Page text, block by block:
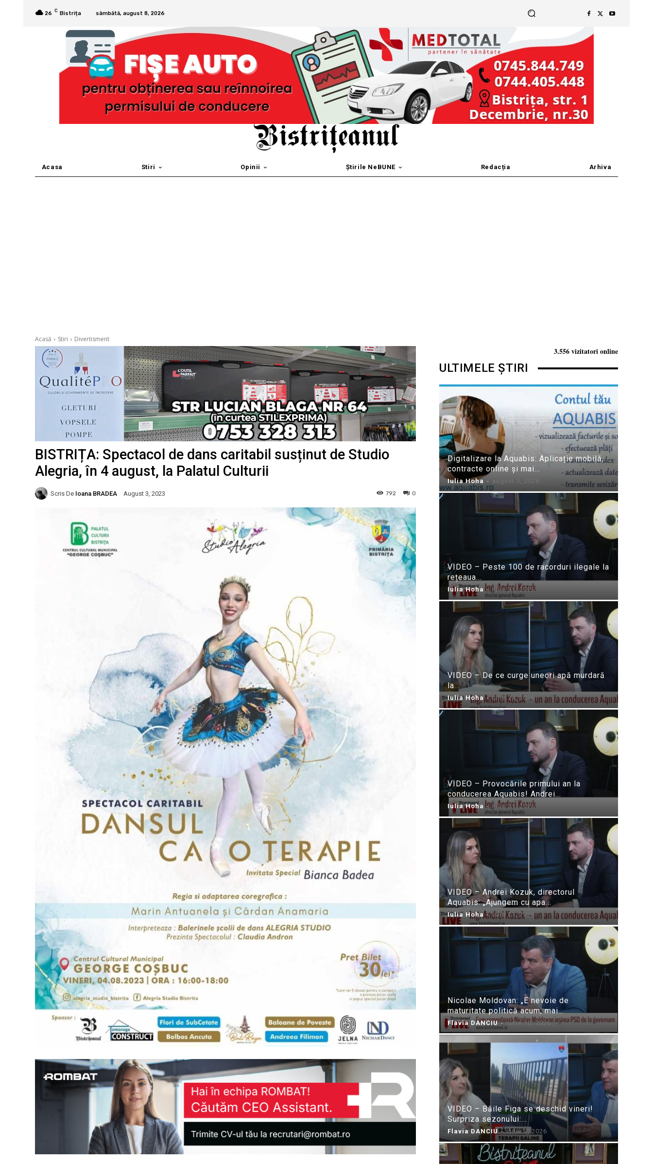
26 C Bistrița sâmbătă, august 8, 2026
Acasa Stiri Opinii Știrile NeBUNE Redacția Arhiva
Acasă Stiri Divertisment
BISTRIȚA: Spectacol de dans caritabil susținut de Studio
Alegria, în 4 august, la Palatul Culturii
Scris De Ioana BRADEA August 3, 2023 0
792
3.556 vizitatori online
ULTIMELE ȘTIRI
Digitalizare la Aquabis: Aplicație mobilă,
contracte online și mai...
Iulia Hoha - august 3, 2026
VIDEO – Peste 100 de racorduri ilegale la
rețeaua...
Iulia Hoha - iulie 31, 2026
VIDEO – De ce curge uneori apă murdară
la...
Iulia Hoha - iulie 24, 2026
VIDEO – Provocările primului an la
conducerea Aquabis! Andrei...
Iulia Hoha - iulie 21, 2026
VIDEO – Andrei Kozuk, directorul
Aquabis: „Ajungem cu apa...
Iulia Hoha - iulie 21, 2026
Nicolae Moldovan: „E nevoie de
maturitate politică acum, mai...
Flavia DANCIU - iunie 10, 2026
VIDEO – Băile Figa se deschid vineri!
Surpriza sezonului:...
Flavia DANCIU - iunie 9, 2026